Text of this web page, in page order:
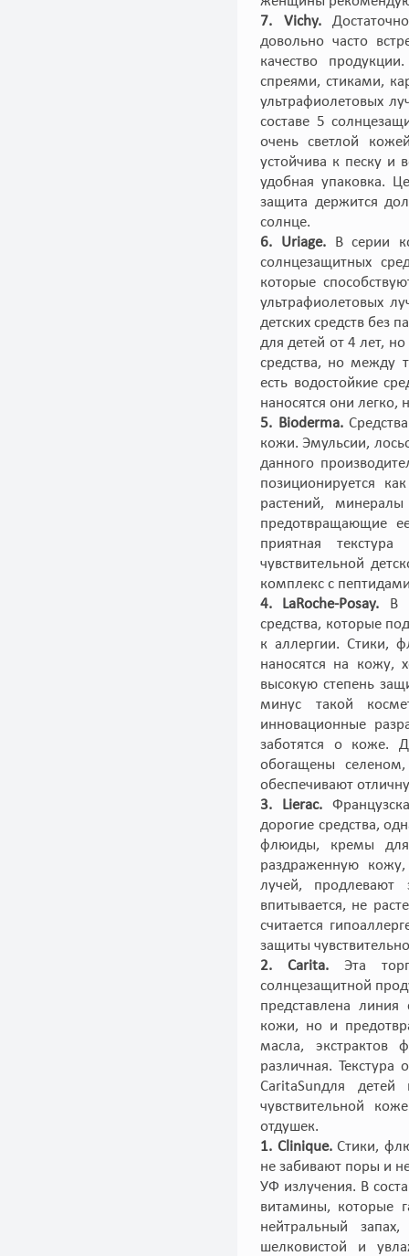
7. Vichy.
довольно часто
качество
спреями, стиками,
ультрафиолетовых
составе 5
очень светлой
устойчива к песку и
удобная упаковка.
защита держится
солнце.
6. Uriage.В серии
солнцезащитных
которые
ультрафиолетовых
детских средств без
для детей от 4 лет,
средства, но между
есть водостойкие
наносятся они
5. Bioderma.
кожи. Эмульсии,
данного
позиционируется
растений,
предотвращающие
приятная
чувствительной
комплекс с
4. LaRoche-Posay.
В
средства, которые
к аллергии. Стики,
наносятся на кожу,
высокую степень
минус такой
инновационные
заботятся о коже.
обогащены
обеспечивают
3. Lierac.
дорогие средства,
флюиды, кремы для
раздраженную
лучей, продлевают
впитывается, не
считается
защиты
2. Carita. Эта
солнцезащитной
представлена
кожи, но и
масла, экстрактов
различная.
CaritaSunдля
чувствительной
отдушек.
1. Clinique.Стики,
не забивают поры и
УФ излучения. В
витамины, которые
нейтральный
шелковистой и